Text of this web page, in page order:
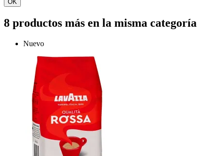
OK
8 productos más en la misma categoría
Nuevo